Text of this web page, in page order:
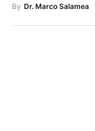
By Dr. Marco Salamea